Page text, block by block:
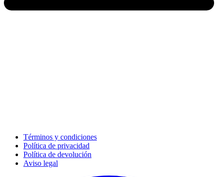
Términos y condiciones
Política de privacidad
Política de devolución
Aviso legal